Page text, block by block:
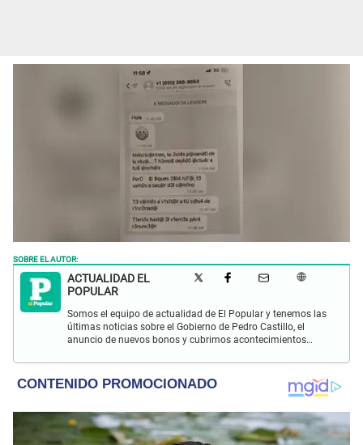
SOBRE EL AUTOR:
ACTUALIDAD EL
POPULAR
Somos el equipo de actualidad de El Popular y tenemos las
últimas noticias sobre el Gobierno de Pedro Castillo, el
anuncio de nuevos bonos y cubrimos acontecimientos